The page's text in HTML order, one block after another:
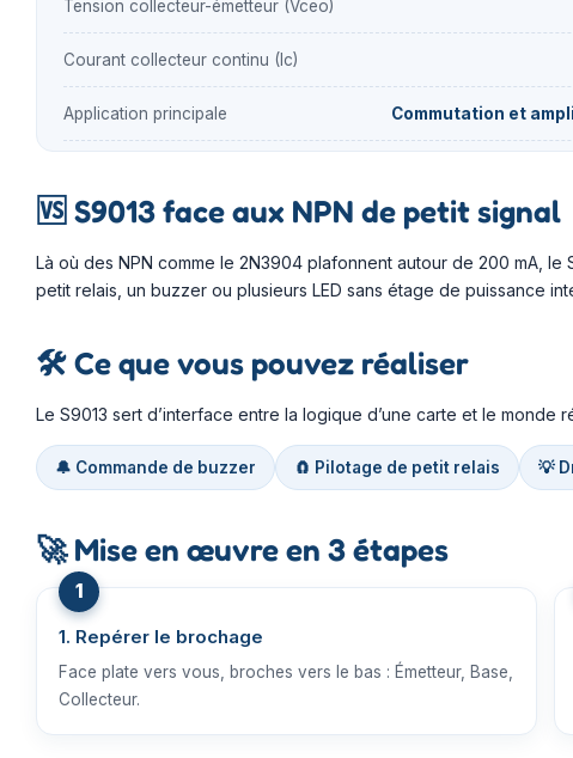
Tension collecteur-émetteur (Vceo)
Courant collecteur continu (Ic)
Application principale Commutation et
🆚 S9013 face aux NPN de petit signal
Là où des NPN comme le 2N3904 plafonnent autour de 200 mA,
petit relais, un buzzer ou plusieurs LED sans étage de puissance
🛠️Ce que vous pouvez réaliser
Le S9013 sert d’interface entre la logique d’une carte et le monde
🔔 Commande de buzzer 🧲 Pilotage de petit relais 💡
🚀Mise en œuvre en 3 étapes
1. Repérer le brochage
Face plate vers vous, broches vers le bas : Émetteur, Base,
Collecteur.